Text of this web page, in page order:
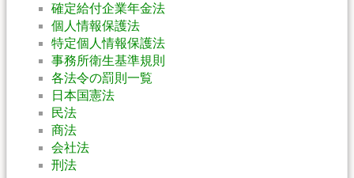
確定給付企業年金法
個人情報保護法
特定個人情報保護法
事務所衛生基準規則
各法令の罰則一覧
日本国憲法
民法
商法
会社法
刑法